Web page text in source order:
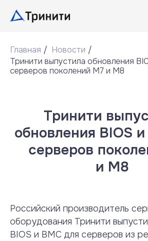
Главная / Новости /
Тринити выпустила обновления
серверов поколений M7 и M8
Тринити
обновления BIOS
серверов
и M8
Российский производитель
оборудования Тринити
BIOS и BMC для серверов из